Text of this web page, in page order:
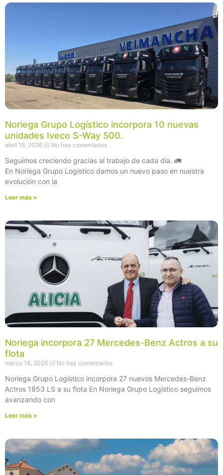
Noriega Grupo Logístico incorpora 10 nuevas
unidades Iveco S-Way 500.
abril 16, 2026 No hay comentarios
Seguimos creciendo gracias al trabajo de cada día. 🚛
En Noriega Grupo Logístico damos un nuevo paso en nuestra
evolución con la
Leer más »
Noriega incorpora 27 Mercedes-Benz Actros a su
flota
marzo 18, 2026 No hay comentarios
Noriega Grupo Logístico incorpora 27 nuevos Mercedes-Benz
Actros 1853 LS a su flota En Noriega Grupo Logístico seguimos
avanzando con
Leer más »